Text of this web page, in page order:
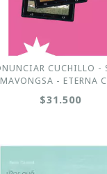
CUCHILLO -
- ETERNA
$31.500